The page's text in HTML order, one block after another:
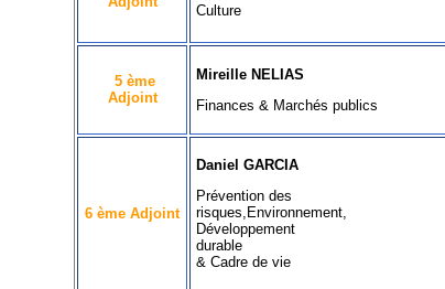
Culture
5 ème
Adjoint
Mireille NELIAS
Finances & Marchés publics
6 ème Adjoint
Daniel GARCIA
Prévention des
risques,Environnement,
Développement
durable
& Cadre de vie